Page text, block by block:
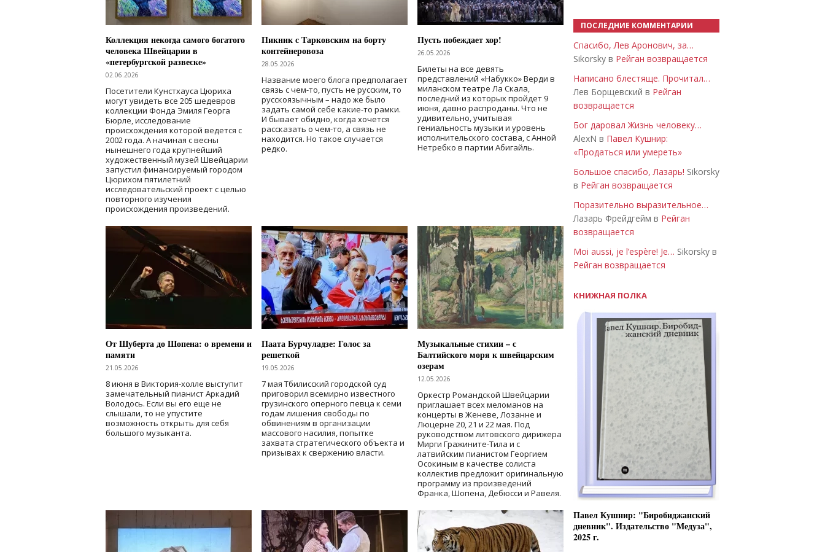
Коллекция некогда самого богатого
человека Швейцарии в
«петербургской развеске»
02.06.2026
Посетители Кунстхауса Цюриха
могут увидеть все 205 шедевров
коллекции Фонда Эмиля Георга
Бюрле, исследование
происхождения которой ведется с
2002 года. А начиная с весны
нынешнего года крупнейший
художественный музей Швейцарии
запустил финансируемый городом
Цюрихом пятилетний
исследовательский проект с целью
повторного изучения
происхождения произведений.
Пикник с Тарковским на борту
контейнеровоза
28.05.2026
Название моего блога предполагает
связь с чем-то, пусть не русским, то
русскоязычным – надо же было
задать самой себе какие-то рамки.
И бывает обидно, когда хочется
рассказать о чем-то, а связь не
находится. Но такое случается
редко.
Пусть побеждает хор!
26.05.2026
Билеты на все девять
представлений «Набукко» Верди в
миланском театре Ла Скала,
последний из которых пройдет 9
июня, давно распроданы. Что не
удивительно, учитывая
гениальность музыки и уровень
исполнительского состава, с Анной
Нетребко в партии Абигайль.
От Шуберта до Шопена: о времени и
памяти
21.05.2026
8 июня в Виктория-холле выступит
замечательный пианист Аркадий
Володось. Если вы его еще не
слышали, то не упустите
возможность открыть для себя
большого музыканта.
Паата Бурчуладзе: Голос за
решеткой
19.05.2026
7 мая Тбилисский городской суд
приговорил всемирно известного
грузинского оперного певца к семи
годам лишения свободы по
обвинениям в организации
массового насилия, попытке
захвата стратегического объекта и
призывах к свержению власти.
Музыкальные стихии – с
Балтийского моря к швейцарским
озерам
12.05.2026
Оркестр Романдской Швейцарии
приглашает всех меломанов на
концерты в Женеве, Лозанне и
Люцерне 20, 21 и 22 мая. Под
руководством литовского дирижера
Мирги Гражините-Тила и с
латвийским пианистом Георгием
Осокиным в качестве солиста
коллектив предложит оригинальную
программу из произведений
Франка, Шопена, Дебюсси и Равеля.
ПОСЛЕДНИЕ КОММЕНТАРИИ
Спасибо, Лев Аронович, за…
Sikorsky в Рейган возвращается
Написано блестяще. Прочитал…
Лев Борщевский в Рейган
возвращается
Бог даровал Жизнь человеку…
AlexN в Павел Кушнир:
«Продаться или умереть»
Большое спасибо, Лазарь! Sikorsky
в Рейган возвращается
Поразительно выразительное…
Лазарь Фрейдгейм в Рейган
возвращается
Moi aussi, je l’espère! Je… Sikorsky в
Рейган возвращается
КНИЖНАЯ ПОЛКА
Павел Кушнир: "Биробиджанский
дневник". Издательство "Медуза",
2025 г.